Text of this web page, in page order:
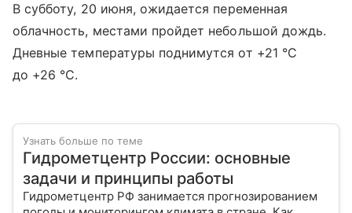
В субботу, 20 июня, ожидается переменная
облачность, местами пройдет небольшой дождь.
Дневные температуры поднимутся от +21 °C
до +26 °C.
Узнать больше по теме
Гидрометцентр России: основные
задачи и принципы работы
Гидрометцентр РФ занимается прогнозированием